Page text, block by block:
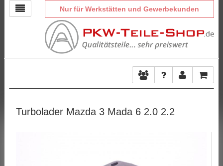
Nur für Werkstätten und Gewerbekunden
Turbolader Mazda 3 Mada 6 2.0 2.2